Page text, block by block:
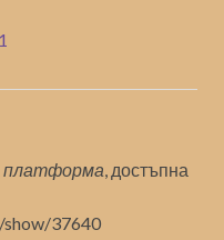
платформа, достъпна
37640